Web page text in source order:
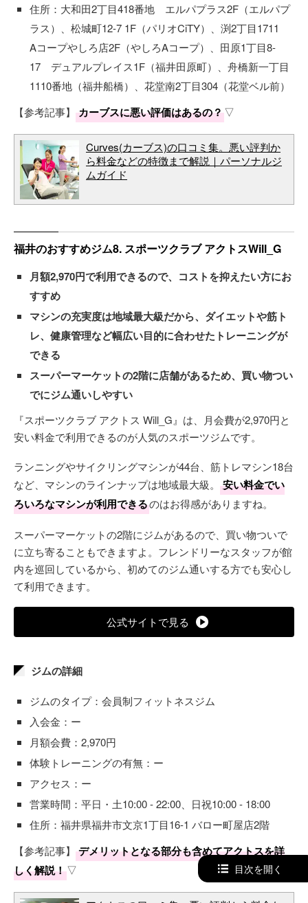
住所：大和田2丁目418番地 エルパプラス2F（エルパプ
ラス）、松城町12-7 1F（パリオCiTY）、渕2丁目1711
Aコープやしろ店2F（やしろAコープ）、田原1丁目8-
17 デュアルプレイス1F（福井田原町）、舟橋新一丁目
1110番地（福井船橋）、花堂南2丁目304（花堂ベル前）
【参考記事】
カーブスに悪い評価はあるの？▽
Curves(カーブス)の口コミ集。悪い評判か
ら料金などの特徴まで解説｜パーソナルジ
ムガイド
福井のおすすめジム8. スポーツクラブ アクトスWill_G
月額2,970円で利用できるので、コストを抑えたい方にお
すすめ
マシンの充実度は地域最大級だから、ダイエットや筋ト
レ、健康管理など幅広い目的に合わせたトレーニングが
できる
スーパーマーケットの2階に店舗があるため、買い物つい
でにジム通いしやすい
『スポーツクラブ アクトス Will_G』は、月会費が2,970円と
安い料金で利用できるのが人気のスポーツジムです。
ランニングやサイクリングマシンが44台、筋トレマシン18台
など、マシンのラインナップは地域最大級。
安い料金でい
ろいろなマシンが利用できるのはお得感がありますね。
スーパーマーケットの2階にジムがあるので、買い物ついで
に立ち寄ることもできますよ。フレンドリーなスタッフが館
内を巡回しているから、初めてのジム通いする方でも安心し
て利用できます。
公式サイトで見る
ジムの詳細
ジムのタイプ：会員制フィットネスジム
入会金：ー
月額会費：2,970円
体験トレーニングの有無：ー
アクセス：ー
営業時間：平日・土10:00 - 22:00、日祝10:00 - 18:00
住所：福井県福井市文京1丁目16-1 バロー町屋店2階
【参考記事】
デメリットとなる部分も含めてアクトスを詳
しく解説！▽ 目次を開く